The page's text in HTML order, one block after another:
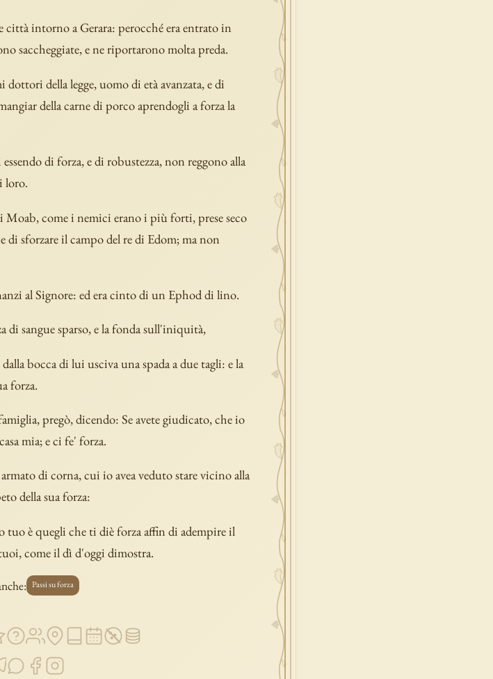
città intorno a Gerara: perocché era entrato in
saccheggiate, e ne riportarono molta preda.
della legge, uomo di età avanzata, e di
della carne di porco aprendogli a forza la
di forza, e di robustezza, non reggono alla
loro.
come i nemici erano i più forti, prese seco
sforzare il campo del re di Edom; ma non
al Signore: ed era cinto di un Ephod di lino.
di sangue sparso, e la fonda sull'iniquità,
dalla bocca di lui usciva una spada a due tagli: e la
forza.
pregò, dicendo: Se avete giudicato, che io
mia; e ci fe' forza.
di corna, cui io avea veduto stare vicino alla
della sua forza:
è quegli che ti diè forza affin di adempire il
come il dì d'oggi dimostra.
Passi su forza